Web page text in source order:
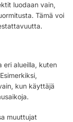
luodaan vain,
Tämä voi
eri alueilla, kuten
kun käyttäjä
muuttujat